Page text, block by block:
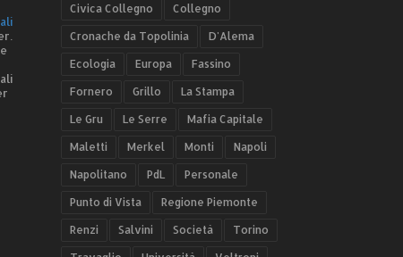
Civica Collegno Collegno
Cronache da Topolinia D'Alema
Ecologia Europa Fassino
Fornero Grillo La Stampa
Le Gru Le Serre Mafia Capitale
Maletti Merkel Monti Napoli
Napolitano PdL Personale
Punto di Vista Regione Piemonte
Renzi Salvini Società Torino